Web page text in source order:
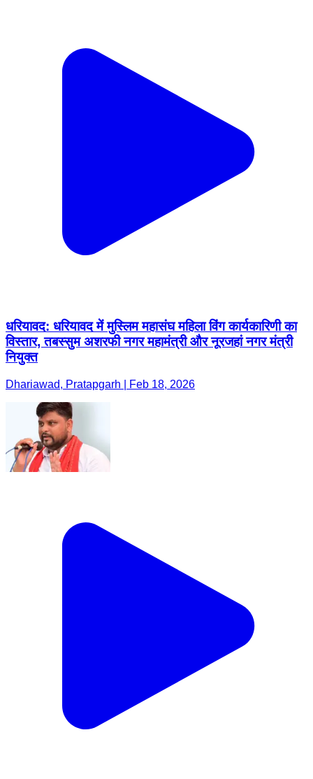
धरियावद: धरियावद में मुस्लिम महासंघ महिला विंग कार्यकारिणी का
विस्तार, तबस्सुम अशरफी नगर महामंत्री और नूरजहां नगर मंत्री
नियुक्त
Dhariawad, Pratapgarh | Feb 18, 2026